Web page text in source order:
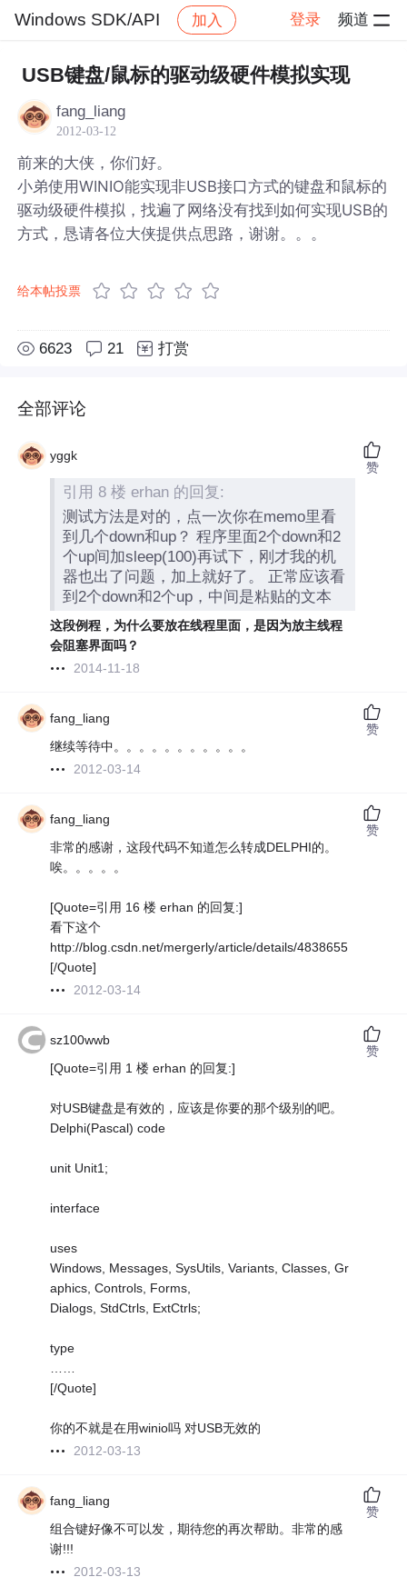
Windows SDK/API 加入 登录 频道
社区 Windows SDK/API 帖子详情
USB键盘/鼠标的驱动级硬件模拟实现
fang_liang
2012-03-12
前来的大侠，你们好。
小弟使用WINIO能实现非USB接口方式的键盘和鼠标的
驱动级硬件模拟，找遍了网络没有找到如何实现USB的
方式，恳请各位大侠提供点思路，谢谢。。。
给本帖投票
6623 21 打赏
全部评论
yggk
引用 8 楼 erhan 的回复:
测试方法是对的，点一次你在memo里看
到几个down和up？ 程序里面2个down和2
个up间加sleep(100)再试下，刚才我的机
器也出了问题，加上就好了。 正常应该看
到2个down和2个up，中间是粘贴的文本
这段例程，为什么要放在线程里面，是因为放主线程
会阻塞界面吗？
2014-11-18
赞
fang_liang
继续等待中。。。。。。。。。。。
2012-03-14
赞
fang_liang
非常的感谢，这段代码不知道怎么转成DELPHI的。
唉。。。。。
[Quote=引用 16 楼 erhan 的回复:]
看下这个
http://blog.csdn.net/mergerly/article/details/4838655
[/Quote]
2012-03-14
赞
sz100wwb
[Quote=引用 1 楼 erhan 的回复:]
对USB键盘是有效的，应该是你要的那个级别的吧。
Delphi(Pascal) code
unit Unit1;
interface
uses
Windows, Messages, SysUtils, Variants, Classes, Gr
aphics, Controls, Forms,
Dialogs, StdCtrls, ExtCtrls;
type
……
[/Quote]
你的不就是在用winio吗 对USB无效的
2012-03-13
赞
fang_liang
组合键好像不可以发，期待您的再次帮助。非常的感
谢!!!
2012-03-13
赞